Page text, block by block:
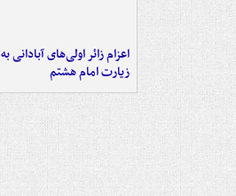
اعزام زائر اولی‌های آبادانی به
زیارت امام هشتم